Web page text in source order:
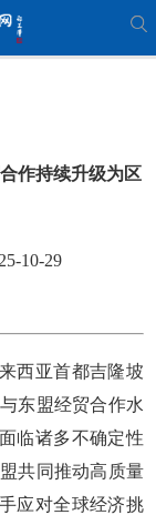
作持续升级为区
10-29
西亚首都吉隆坡
东盟经贸合作水
临诸多不确定性
共同推动高质量
应对全球经济挑